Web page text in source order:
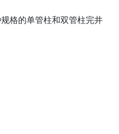
格的单管柱和双管柱完井